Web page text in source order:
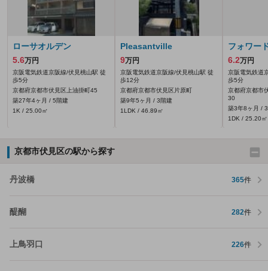
ローサオルデン
5.6万円
京阪電気鉄道京阪線/伏見桃山駅 徒
歩5分
京都府京都市伏見区上油掛町45
築27年4ヶ月 / 5階建
1K / 25.00㎡
Pleasantville
9万円
京阪電気鉄道京阪線/伏見桃山駅 徒
歩12分
京都府京都市伏見区片原町
築9年5ヶ月 / 3階建
1LDK / 46.89㎡
フォワー
6.2万円
京阪電気鉄道
歩5分
京都府京都市
30
築3年8ヶ月 /
1DK / 25.20㎡
京都市伏見区の駅から探す
丹波橋 365件
醍醐 282件
上鳥羽口 226件